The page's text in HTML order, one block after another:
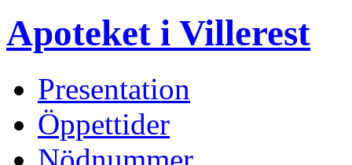
Apoteket i Villerest
Presentation
Öppettider